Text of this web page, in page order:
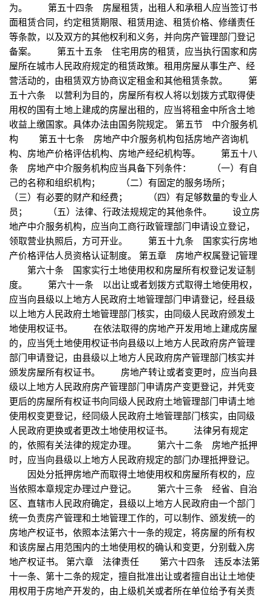
为。 第五十四条 房屋租赁，出租人和承租人应当签订书
面租赁合同，约定租赁期限、租赁用途、租赁价格、修缮责任
等条款，以及双方的其他权利和义务，并向房产管理部门登记
备案。 第五十五条 住宅用房的租赁，应当执行国家和房
屋所在城市人民政府规定的租赁政策。租用房屋从事生产、经
营活动的，由租赁双方协商议定租金和其他租赁条款。 第
五十六条 以营利为目的，房屋所有权人将以划拨方式取得使
用权的国有土地上建成的房屋出租的，应当将租金中所含土地
收益上缴国家。具体办法由国务院规定。 第五节 中介服务机
构 第五十七条 房地产中介服务机构包括房地产咨询机
构、房地产价格评估机构、房地产经纪机构等。 第五十八
条 房地产中介服务机构应当具备下列条件： （一）有自
己的名称和组织机构； （二）有固定的服务场所；
（三）有必要的财产和经费； （四）有足够数量的专业人
员； （五）法律、行政法规规定的其他条件。 设立房
地产中介服务机构，应当向工商行政管理部门申请设立登记，
领取营业执照后，方可开业。 第五十九条 国家实行房地
产价格评估人员资格认证制度。 第五章 房地产权属登记管理
第六十条 国家实行土地使用权和房屋所有权登记发证制
度。 第六十一条 以出让或者划拨方式取得土地使用权，
应当向县级以上地方人民政府土地管理部门申请登记，经县级
以上地方人民政府土地管理部门核实，由同级人民政府颁发土
地使用权证书。 在依法取得的房地产开发用地上建成房屋
的，应当凭土地使用权证书向县级以上地方人民政府房产管理
部门申请登记，由县级以上地方人民政府房产管理部门核实并
颁发房屋所有权证书。 房地产转让或者变更时，应当向县
级以上地方人民政府房产管理部门申请房产变更登记，并凭变
更后的房屋所有权证书向同级人民政府土地管理部门申请土地
使用权变更登记，经同级人民政府土地管理部门核实，由同级
人民政府更换或者更改土地使用权证书。 法律另有规定
的，依照有关法律的规定办理。 第六十二条 房地产抵押
时，应当向县级以上地方人民政府规定的部门办理抵押登记。
因处分抵押房地产而取得土地使用权和房屋所有权的，应
当依照本章规定办理过户登记。 第六十三条 经省、自治
区、直辖市人民政府确定，县级以上地方人民政府由一个部门
统一负责房产管理和土地管理工作的，可以制作、颁发统一的
房地产权证书，依照本法第六十一条的规定，将房屋的所有权
和该房屋占用范围内的土地使用权的确认和变更，分别载入房
地产权证书。 第六章 法律责任 第六十四条 违反本法第
十一条、第十二条的规定，擅自批准出让或者擅自出让土地使
用权用于房地产开发的，由上级机关或者所在单位给予有关责